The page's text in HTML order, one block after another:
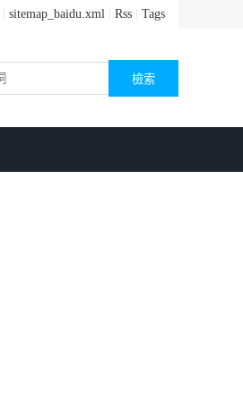
sitemap_baidu.xml Rss Tags